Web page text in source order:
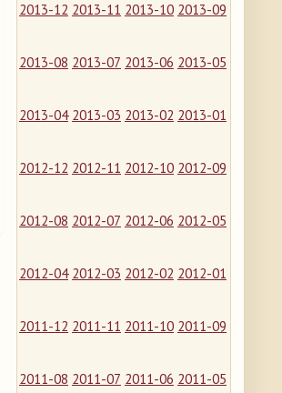
2013-12 2013-11 2013-10 2013-09
2013-08 2013-07 2013-06 2013-05
2013-04 2013-03 2013-02 2013-01
2012-12 2012-11 2012-10 2012-09
2012-08 2012-07 2012-06 2012-05
2012-04 2012-03 2012-02 2012-01
2011-12 2011-11 2011-10 2011-09
2011-08 2011-07 2011-06 2011-05